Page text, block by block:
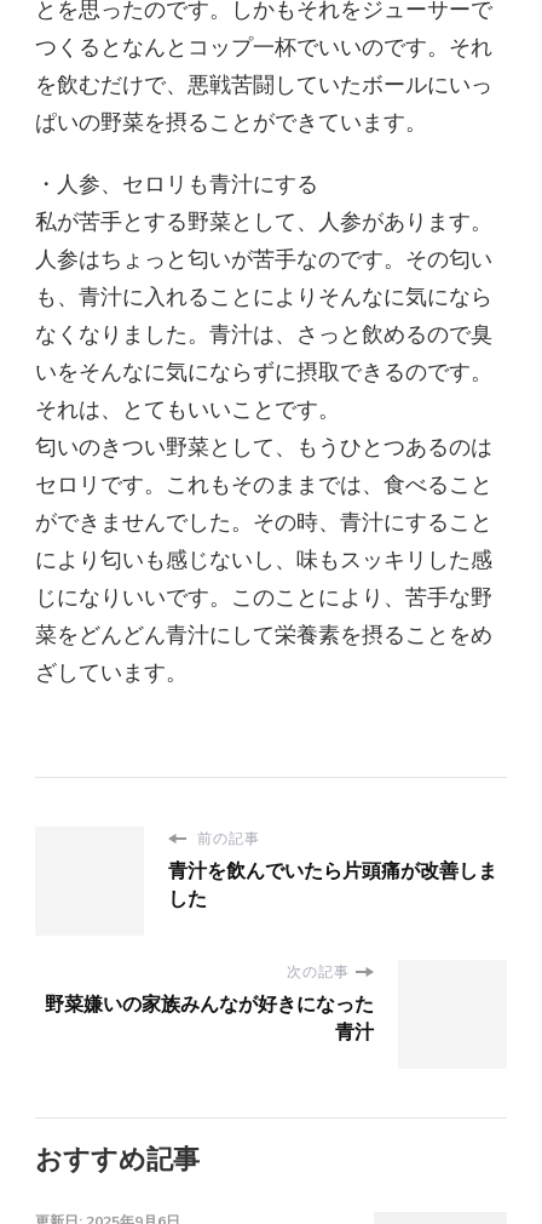
とを思ったのです。しかもそれをジューサーで
つくるとなんとコップ一杯でいいのです。それ
を飲むだけで、悪戦苦闘していたボールにいっ
ぱいの野菜を摂ることができています。
・人参、セロリも青汁にする
私が苦手とする野菜として、人参があります。
人参はちょっと匂いが苦手なのです。その匂い
も、青汁に入れることによりそんなに気になら
なくなりました。青汁は、さっと飲めるので臭
いをそんなに気にならずに摂取できるのです。
それは、とてもいいことです。
匂いのきつい野菜として、もうひとつあるのは
セロリです。これもそのままでは、食べること
ができませんでした。その時、青汁にすること
により匂いも感じないし、味もスッキリした感
じになりいいです。このことにより、苦手な野
菜をどんどん青汁にして栄養素を摂ることをめ
ざしています。
前の記事
青汁を飲んでいたら片頭痛が改善しま
した
次の記事
野菜嫌いの家族みんなが好きになった
青汁
おすすめ記事